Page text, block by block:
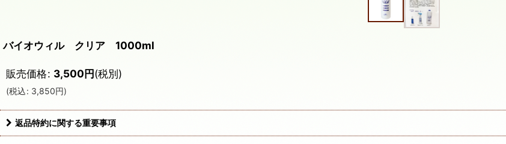
バイオウィル クリア 1000ml
販売価格: 3,500円(税別)
(税込: 3,850円)
返品特約に関する重要事項